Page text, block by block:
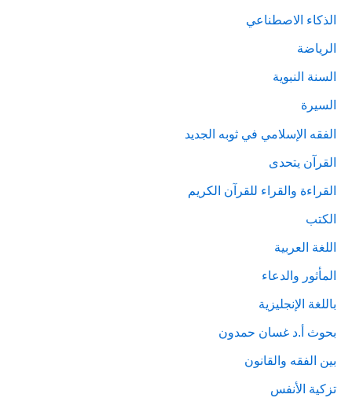
الذكاء الاصطناعي
الرياضة
السنة النبوية
السيرة
الفقه الإسلامي في ثوبه الجديد
القرآن يتحدى
القراءة والقراء للقرآن الكريم
الكتب
اللغة العربية
المأثور والدعاء
باللغة الإنجليزية
بحوث أ.د غسان حمدون
بين الفقه والقانون
تزكية الأنفس